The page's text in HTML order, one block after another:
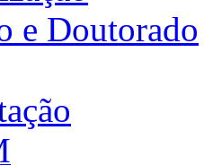
e Doutorado